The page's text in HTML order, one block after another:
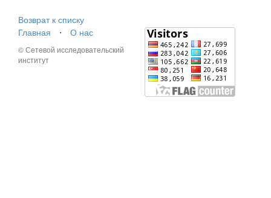
Возврат к списку
Главная
⋅ О нас
© Сетевой исследовательский
институт